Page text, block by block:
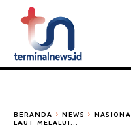
BERANDA NEWS
LAUT MELALUI...